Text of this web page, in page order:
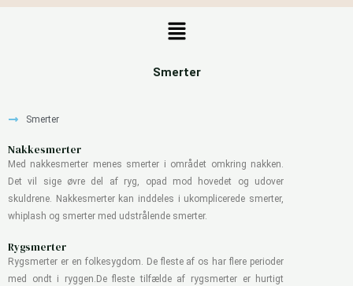
Smerter
Smerter
Nakkesmerter
Med nakkesmerter menes smerter i området omkring nakken.
Det vil sige øvre del af ryg, opad mod hovedet og udover
skuldrene. Nakkesmerter kan inddeles i ukomplicerede smerter,
whiplash og smerter med udstrålende smerter.
Rygsmerter
Rygsmerter er en folkesygdom. De fleste af os har flere perioder
med ondt i ryggen.De fleste tilfælde af rygsmerter er hurtigt